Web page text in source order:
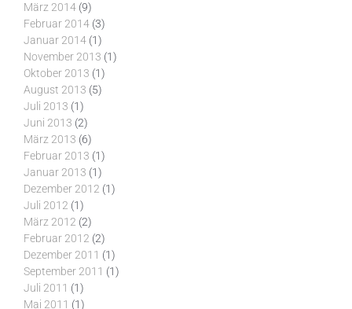
März 2014 (9)
Februar 2014 (3)
Januar 2014 (1)
November 2013 (1)
Oktober 2013 (1)
August 2013 (5)
Juli 2013 (1)
Juni 2013 (2)
März 2013 (6)
Februar 2013 (1)
Januar 2013 (1)
Dezember 2012 (1)
Juli 2012 (1)
März 2012 (2)
Februar 2012 (2)
Dezember 2011 (1)
September 2011 (1)
Juli 2011 (1)
Mai 2011 (1)